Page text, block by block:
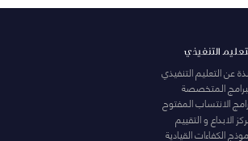
التنفيذي
عن التعليم التنفيذي
المتخصصة
الانتساب المفتوح
الابداع و التقييم
الكفاءات القيادية